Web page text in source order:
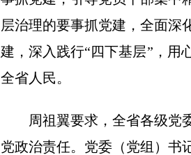
层治理的要事抓党建，全面深
建，深入践行“四下基层”，用
全省人民。
周祖翼要求，全省各级党
党政治责任。党委（党组）书